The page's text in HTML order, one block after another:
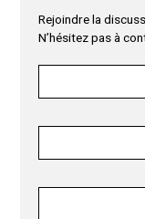
Rejoindre la
N’hésitez pas à